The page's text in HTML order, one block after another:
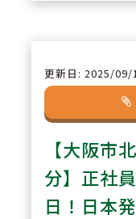
境】対物
働き方
に。薬剤
すること
りごと
うことが
更新日: 2025/09/
【大阪市
分】正社
日！日本